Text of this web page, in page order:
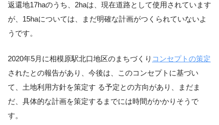
返還地17haのうち、2haは、現在道路として使用されています
が、15haについては、まだ明確な計画がつくられていないよ
うです。
2020年5月に相模原駅北口地区のまちづくり コンセプトの策定
されたとの報告があり、今後は、このコンセプトに基づい
て、土地利用方針を策定す る予定との方向があり、まだま
だ、具体的な計画を策定するまでには時間がかかりそうで
す。